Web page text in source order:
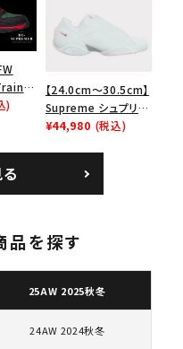
search
ト
)
【24.0cm～30.5cm】
Supreme シュプリー
ム 2023AW Nike
カー ホワイト 白
¥44,980 (税込)
品を探す
25AW 2025秋冬
24AW 2024秋冬